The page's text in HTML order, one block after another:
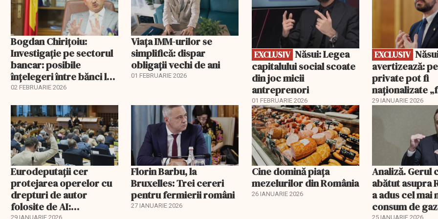
Bogdan Chirițoiu:
Investigație pe sectorul
bancar: posibile
înțelegeri între bănci la
ROBOR
02 FEBRUARIE 2026
Viața IMM-urilor se
simplifică: dispar
obligații vechi de ani
01 FEBRUARIE 2026
EXCLUSIV
capitalului social scoate
din joc micii
antreprenori
01 FEBRUARIE 2026
EXCLUSIV Năsui
avertizează:
private pot fi
naționalizate
se spună”
29 IANUARIE 2026
Eurodeputații cer
protejarea operelor cu
drepturi de autor
folosite de AI:
29 IANUARIE 2026
Florin Barbu, la
Bruxelles: Trei cereri
pentru fermierii români
27 IANUARIE 2026
Cine domină piața
mezelurilor din România
26 IANUARIE 2026
Analiză. Gerul
abătut asupra
a adus cel mai
consum de
25 IANUARIE 2026